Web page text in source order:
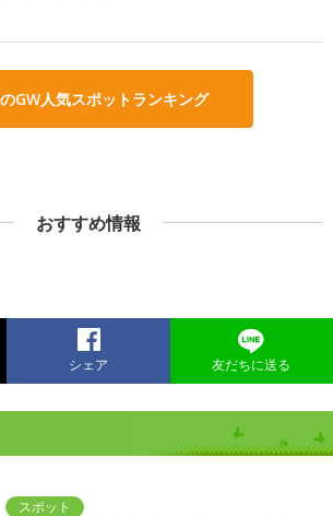
GW人気スポットランキング
おすすめ情報
シェア 友だちに送る